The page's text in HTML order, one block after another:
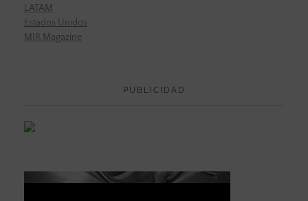
LATAM
Estados Unidos
MIR Magazine
PUBLICIDAD